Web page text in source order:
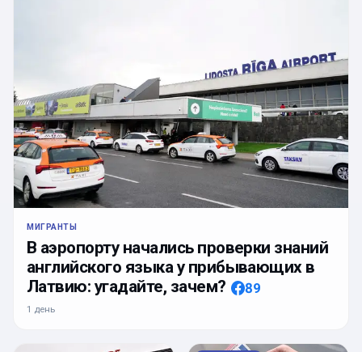
МИГРАНТЫ
В аэропорту начались проверки знаний
английского языка у прибывающих в
Латвию: угадайте, зачем?
89
1 день